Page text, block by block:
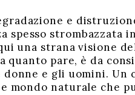
e
spesso strombazzata
una strana visione
quanto pare, è da
e gli uomini. Un
mondo naturale che